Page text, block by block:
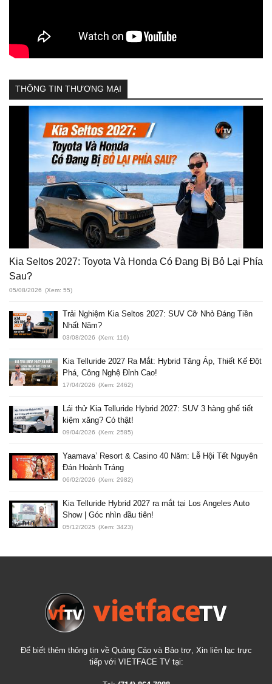
THÔNG TIN THƯƠNG MẠI
Kia Seltos 2027: Toyota Và Honda Có Đang Bị Bỏ Lại Phía
Sau?
05/08/2026 (Xem: 55)
Trải Nghiệm Kia Seltos 2027: SUV Cỡ Nhỏ Đáng Tiền
Nhất Năm?
03/08/2026 (Xem: 116)
Kia Telluride 2027 Ra Mắt: Hybrid Tăng Áp, Thiết Kế Đột
Phá, Công Nghệ Đỉnh Cao!
17/04/2026 (Xem: 2462)
Lái thử Kia Telluride Hybrid 2027: SUV 3 hàng ghế tiết
kiệm xăng? Có thật!
09/04/2026 (Xem: 2585)
Yaamava’ Resort & Casino 40 Năm: Lễ Hội Tết Nguyên
Đán Hoành Tráng
06/02/2026 (Xem: 2982)
Kia Telluride Hybrid 2027 ra mắt tại Los Angeles Auto
Show | Góc nhìn đầu tiên!
05/12/2025 (Xem: 3423)
Để biết thêm thông tin về Quảng Cáo và Bảo trợ, Xin liên lạc trực
tiếp với VIETFACE TV tại: